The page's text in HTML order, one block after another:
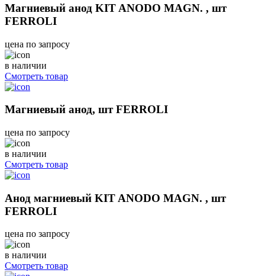
Магниевый анод KIT ANODO MAGN. , шт
FERROLI
цена по запросу
в наличии
Смотреть товар
Магниевый анод, шт FERROLI
цена по запросу
в наличии
Смотреть товар
Анод магниевый KIT ANODO MAGN. , шт
FERROLI
цена по запросу
в наличии
Смотреть товар